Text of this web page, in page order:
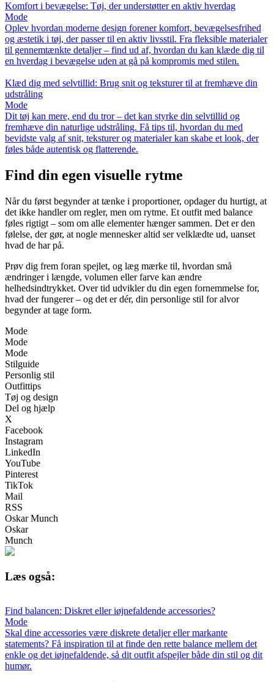
Komfort i bevægelse: Tøj, der understøtter en aktiv hverdag
Mode
Oplev hvordan moderne design forener komfort, bevægelsesfrihed
og æstetik i tøj, der passer til en aktiv livsstil. Fra fleksible materialer
til gennemtænkte detaljer – find ud af, hvordan du kan klæde dig til
en hverdag i bevægelse uden at gå på kompromis med stilen.
Klæd dig med selvtillid: Brug snit og teksturer til at fremhæve din
udstråling
Mode
Dit tøj kan mere, end du tror – det kan styrke din selvtillid og
fremhæve din naturlige udstråling. Få tips til, hvordan du med
bevidste valg af snit, teksturer og materialer kan skabe et look, der
føles både autentisk og flatterende.
Find din egen visuelle rytme
Når du først begynder at tænke i proportioner, opdager du hurtigt, at
det ikke handler om regler, men om rytme. Et outfit med balance
føles rigtigt – som om alle elementer hænger sammen. Det er den
følelse, der gør, at nogle mennesker altid ser velklædte ud, uanset
hvad de har på.
Prøv dig frem foran spejlet, og læg mærke til, hvordan små
ændringer i længde, volumen eller farve kan ændre
helhedsindtrykket. Over tid udvikler du din egen fornemmelse for,
hvad der fungerer – og det er dér, din personlige stil for alvor
begynder at tage form.
Mode
Mode
Mode
Stilguide
Personlig stil
Outfittips
Tøj og design
Del og hjælp
X
Facebook
Instagram
LinkedIn
YouTube
Pinterest
TikTok
Mail
RSS
Oskar Munch
Oskar
Munch
Læs også:
Find balancen: Diskret eller iøjnefaldende accessories?
Mode
Skal dine accessories være diskrete detaljer eller markante
statements? Få inspiration til at finde den rette balance mellem det
enkle og det iøjnefaldende, så dit outfit afspejler både din stil og dit
humør.